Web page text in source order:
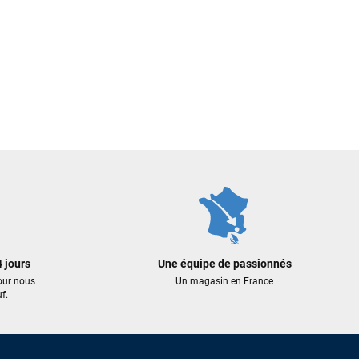
jours
nous
Une équipe de passionnés
Un magasin en France